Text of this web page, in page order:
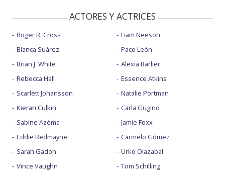
ACTORES Y ACTRICES
Roger R. Cross
Blanca Suárez
Brian J. White
Rebecca Hall
Scarlett Johansson
Kieran Culkin
Sabine Azéma
Eddie Redmayne
Sarah Gadon
Vince Vaughn
Liam Neeson
Paco León
Alexia Barlier
Essence Atkins
Natalie Portman
Carla Gugino
Jamie Foxx
Carmelo Gómez
Urko Olazabal
Tom Schilling